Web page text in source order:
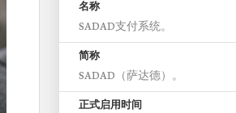
名称
SADAD支付系统。
简称
SADAD（萨达德）。
正式启用时间